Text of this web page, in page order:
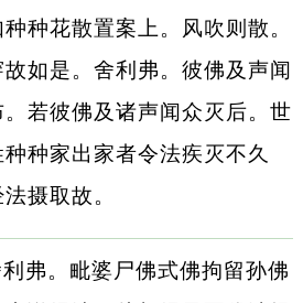
种花散置案上。风吹则散。
如是。舍利弗。彼佛及声闻
若彼佛及诸声闻众灭后。世
种家出家者令法疾灭不久
摄取故。
弗。毗婆尸佛式佛拘留孙佛